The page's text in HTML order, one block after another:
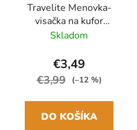
Travelite Menovka-
visačka na kufor
Multicolor Stripes
Skladom
€3,49
€3,99 (–12 %)
DO KOŠÍKA